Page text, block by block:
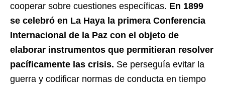
cooperar sobre cuestiones específicas. En 1899
se celebró en La Haya la primera Conferencia
Internacional de la Paz con el objeto de
elaborar instrumentos que permitieran resolver
pacíficamente las crisis. Se perseguía evitar la
guerra y codificar normas de conducta en tiempo